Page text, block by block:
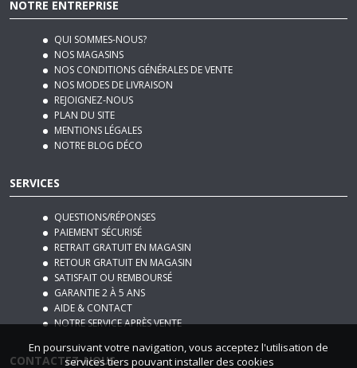
NOTRE ENTREPRISE
QUI SOMMES-NOUS?
NOS MAGASINS
NOS CONDITIONS GÉNÉRALES DE VENTE
NOS MODES DE LIVRAISON
REJOIGNEZ-NOUS
PLAN DU SITE
MENTIONS LÉGALES
NOTRE BLOG DÉCO
SERVICES
QUESTIONS/RÉPONSES
PAIEMENT SÉCURISÉ
RETRAIT GRATUIT EN MAGASIN
RETOUR GRATUIT EN MAGASIN
SATISFAIT OU REMBOURSÉ
GARANTIE 2 À 5 ANS
AIDE & CONTACT
NOTRE SERVICE APRÈS VENTE
CONTACTEZ-NOUS
En poursuivant votre navigation, vous acceptez l'utilisation de
services tiers pouvant installer des cookies